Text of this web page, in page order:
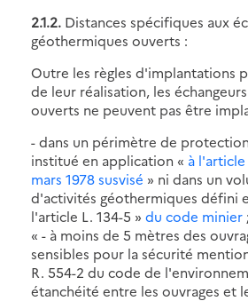
2.1.2. Distances spécifiques aux
géothermiques ouverts :
Outre les règles d'implantations
de leur réalisation, les
ouverts ne peuvent pas être
- dans un périmètre de
institué en application « à
mars 1978 susvisé » ni dans un
d'activités géothermiques défini
l'article L. 134-5 » du code minier ;
« - à moins de 5 mètres des
sensibles pour la sécurité
R. 554-2 du code de
étanchéité entre les ouvrages et